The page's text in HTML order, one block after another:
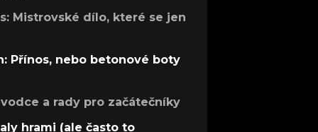
Mistrovské dílo, které se jen
Přínos, nebo betonové boty
a rady pro začátečníky
hrami (ale často to